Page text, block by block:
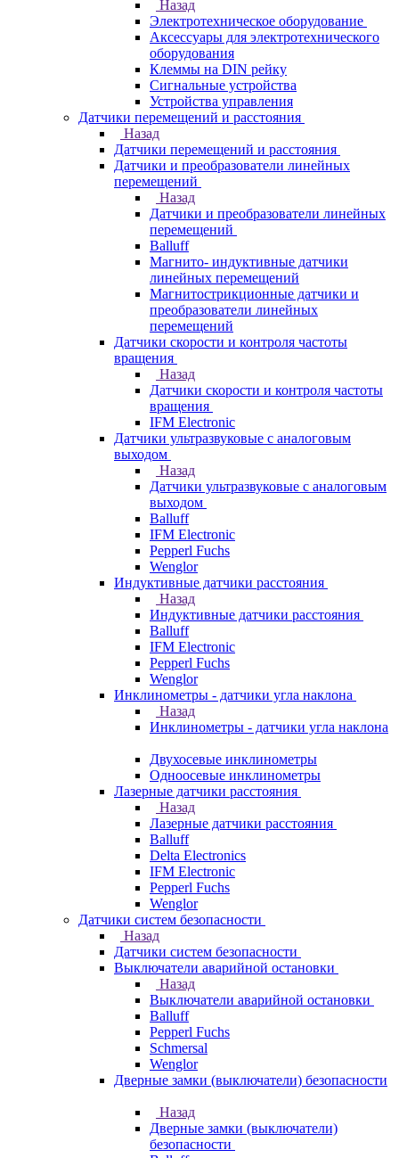
Назад
Электротехническое оборудование
Аксессуары для электротехнического
оборудования
Клеммы на DIN рейку
Сигнальные устройства
Устройства управления
Датчики перемещений и расстояния
Назад
Датчики перемещений и расстояния
Датчики и преобразователи линейных
перемещений
Назад
Датчики и преобразователи линейных
перемещений
Balluff
Магнито- индуктивные датчики
линейных перемещений
Магнитострикционные датчики и
преобразователи линейных
перемещений
Датчики скорости и контроля частоты
вращения
Назад
Датчики скорости и контроля частоты
вращения
IFM Electronic
Датчики ультразвуковые с аналоговым
выходом
Назад
Датчики ультразвуковые с аналоговым
выходом
Balluff
IFM Electronic
Pepperl Fuchs
Wenglor
Индуктивные датчики расстояния
Назад
Индуктивные датчики расстояния
Balluff
IFM Electronic
Pepperl Fuchs
Wenglor
Инклинометры - датчики угла наклона
Назад
Инклинометры - датчики угла наклона
Двухосевые инклинометры
Одноосевые инклинометры
Лазерные датчики расстояния
Назад
Лазерные датчики расстояния
Balluff
Delta Electronics
IFM Electronic
Pepperl Fuchs
Wenglor
Датчики систем безопасности
Назад
Датчики систем безопасности
Выключатели аварийной остановки
Назад
Выключатели аварийной остановки
Balluff
Pepperl Fuchs
Schmersal
Wenglor
Дверные замки (выключатели) безопасности
Назад
Дверные замки (выключатели)
безопасности